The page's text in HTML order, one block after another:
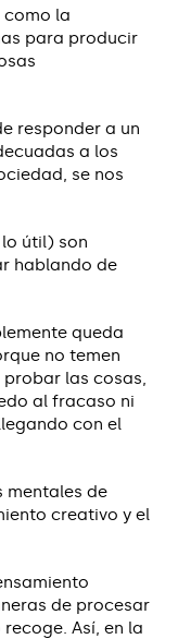
como la
para producir
responder a un
a los
se nos
útil) son
hablando de
queda
no temen
probar las cosas,
al fracaso ni
con el
mentales de
creativo y el
de procesar
Así, en la